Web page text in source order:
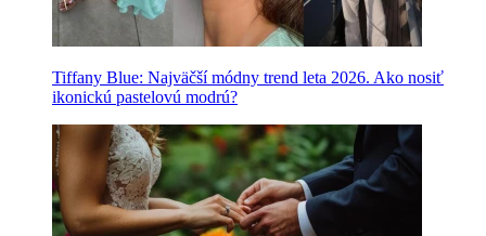
Tiffany Blue: Najväčší módny trend leta 2026. Ako nosiť
ikonickú pastelovú modrú?